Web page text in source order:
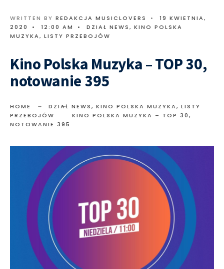
WRITTEN BY REDAKCJA MUSICLOVERS •
19 KWIETNIA,
2020
• 12:00 AM • DZIAŁ NEWS, KINO POLSKA
MUZYKA, LISTY PRZEBOJÓW
Kino Polska Muzyka – TOP 30,
notowanie 395
HOME DZIAŁ NEWS, KINO POLSKA MUZYKA, LISTY
PRZEBOJÓW
KINO POLSKA MUZYKA – TOP 30,
NOTOWANIE 395